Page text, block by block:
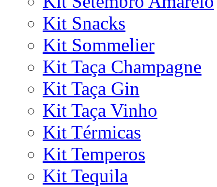
Kit Snacks
Kit Sommelier
Kit Taça Champagne
Kit Taça Gin
Kit Taça Vinho
Kit Térmicas
Kit Temperos
Kit Tequila